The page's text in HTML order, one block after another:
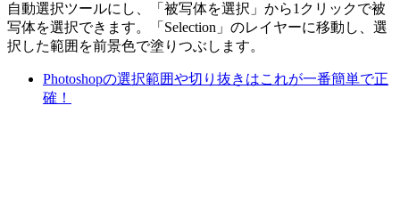
自動選択ツールにし、「被写体を選択」から1クリックで被
写体を選択できます。「Selection」のレイヤーに移動し、選
択した範囲を前景色で塗りつぶします。
Photoshopの選択範囲や切り抜きはこれが一番簡単で正
確！